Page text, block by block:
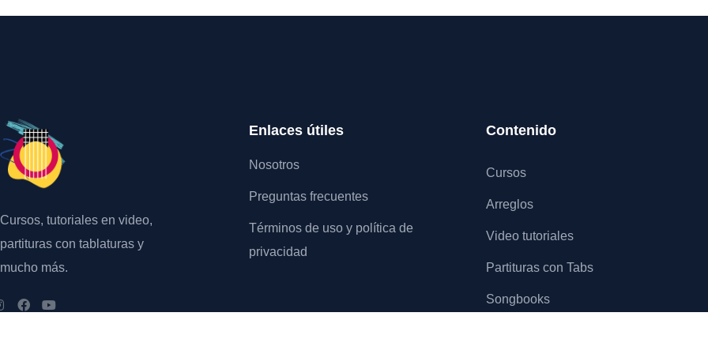
Cursos, tutoriales en video,
partituras con tablaturas y
mucho más.
Enlaces útiles
Nosotros
Preguntas frecuentes
Términos de uso y política de
privacidad
Contenido
Cursos
Arreglos
Video tutoriales
Partituras con Tabs
Songbooks